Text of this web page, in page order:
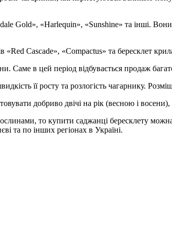
Gold», «Harlequin», «Sunshine» та інші.
Cascade», «Compactus» та бересклет
Саме в цей період відбувається продаж
її росту та розлогість чагарнику.
добриво двічі на рік (весною і
то купити саджанці бересклету
та по інших регіонах в Україні.